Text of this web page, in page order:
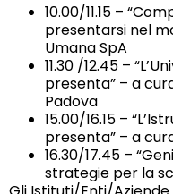
10.00/11.15 –
presentarsi nel
Umana SpA
11.30 /12.45 –
presenta” – a
Padova
15.00/16.15 –
presenta” – a
16.30/17.45 –
strategie per la